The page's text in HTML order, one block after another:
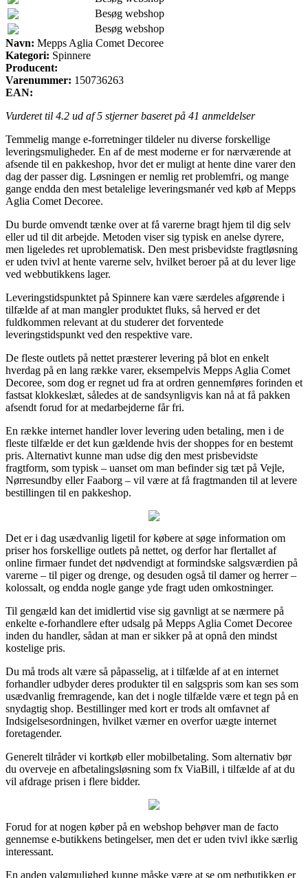
Besøg webshop
Besøg webshop
Navn: Mepps Aglia Comet Decoree
Kategori: Spinnere
Producent:
Varenummer: 150736263
EAN:
Vurderet til 4.2 ud af 5 stjerner baseret på 41 anmeldelser
Temmelig mange e-forretninger tildeler nu diverse forskellige
leveringsmuligheder. En af de mest moderne er for nærværende at
afsende til en pakkeshop, hvor det er muligt at hente dine varer den
dag der passer dig. Løsningen er nemlig ret problemfri, og mange
gange endda den mest betalelige leveringsmanér ved køb af Mepps
Aglia Comet Decoree.
Du burde omvendt tænke over at få varerne bragt hjem til dig selv
eller ud til dit arbejde. Metoden viser sig typisk en anelse dyrere,
men ligeledes ret uproblematisk. Den mest prisbevidste fragtløsning
er uden tvivl at hente varerne selv, hvilket beroer på at du lever lige
ved webbutikkens lager.
Leveringstidspunktet på Spinnere kan være særdeles afgørende i
tilfælde af at man mangler produktet fluks, så herved er det
fuldkommen relevant at du studerer det forventede
leveringstidspunkt ved den respektive vare.
De fleste outlets på nettet præsterer levering på blot en enkelt
hverdag på en lang række varer, eksempelvis Mepps Aglia Comet
Decoree, som dog er regnet ud fra at ordren gennemføres forinden et
fastsat klokkeslæt, således at de sandsynligvis kan nå at få pakken
afsendt forud for at medarbejderne får fri.
En række internet handler lover levering uden betaling, men i de
fleste tilfælde er det kun gældende hvis der shoppes for en bestemt
pris. Alternativt kunne man udse dig den mest prisbevidste
fragtform, som typisk – uanset om man befinder sig tæt på Vejle,
Nørresundby eller Faaborg – vil være at få fragtmanden til at levere
bestillingen til en pakkeshop.
Det er i dag usædvanlig ligetil for købere at søge information om
priser hos forskellige outlets på nettet, og derfor har flertallet af
online firmaer fundet det nødvendigt at formindske salgsværdien på
varerne – til piger og drenge, og desuden også til damer og herrer –
kolossalt, og endda nogle gange yde fragt uden omkostninger.
Til gengæld kan det imidlertid vise sig gavnligt at se nærmere på
enkelte e-forhandlere efter udsalg på Mepps Aglia Comet Decoree
inden du handler, sådan at man er sikker på at opnå den mindst
kostelige pris.
Du må trods alt være så påpasselig, at i tilfælde af at en internet
forhandler udbyder deres produkter til en salgspris som kan ses som
usædvanlig fremragende, kan det i nogle tilfælde være et tegn på en
snydagtig shop. Bestillinger med kort er trods alt omfavnet af
Indsigelsesordningen, hvilket værner en overfor uægte internet
foretagender.
Generelt tilråder vi kortkøb eller mobilbetaling. Som alternativ bør
du overveje en afbetalingsløsning som fx ViaBill, i tilfælde af at du
vil afdrage prisen i flere bidder.
Forud for at nogen køber på en webshop behøver man de facto
gennemse e-butikkens betingelser, men det er uden tvivl ikke særlig
interessant.
En anden valgmulighed kunne måske være at se om netbutikken er